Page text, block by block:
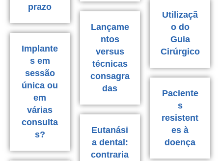
prazo
Utilizaçã
o do
Guia
Cirúrgico
Lançame
ntos
versus
técnicas
consagra
das
Implante
s em
sessão
única ou
em
várias
consulta
s?
Paciente
s
resistent
es à
doença
Eutanási
a dental:
contraria